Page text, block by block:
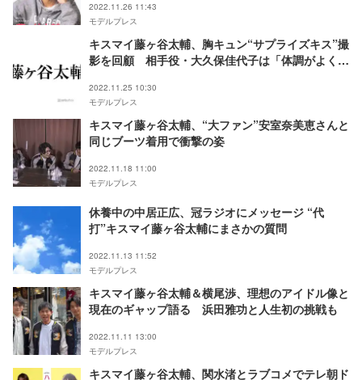
2022.11.26 11:43
モデルプレス
キスマイ藤ヶ谷太輔、胸キュン“サプライズキス”撮
影を回顧 相手役・大久保佳代子は「体調がよくな
2022.11.25 10:30
モデルプレス
キスマイ藤ヶ谷太輔、“大ファン”安室奈美恵さんと
同じブーツ着用で衝撃の姿
2022.11.18 11:00
モデルプレス
休養中の中居正広、冠ラジオにメッセージ “代
打”キスマイ藤ヶ谷太輔にまさかの質問
2022.11.13 11:52
モデルプレス
キスマイ藤ヶ谷太輔＆横尾渉、理想のアイドル像と
現在のギャップ語る 浜田雅功と人生初の挑戦も
2022.11.11 13:00
モデルプレス
キスマイ藤ヶ谷太輔、関水渚とラブコメでテレ朝ド